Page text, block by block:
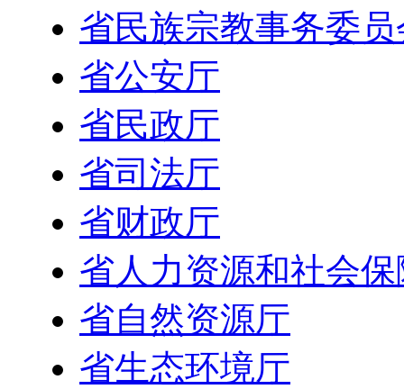
省民族宗教事务委员
省公安厅
省民政厅
省司法厅
省财政厅
省人力资源和社会
省自然资源厅
省生态环境厅